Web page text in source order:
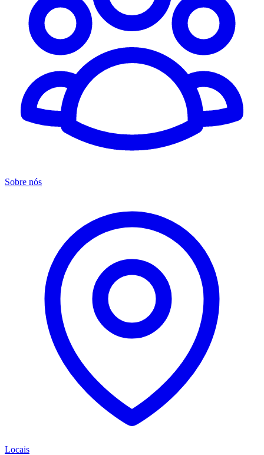
Sobre nós
Locais